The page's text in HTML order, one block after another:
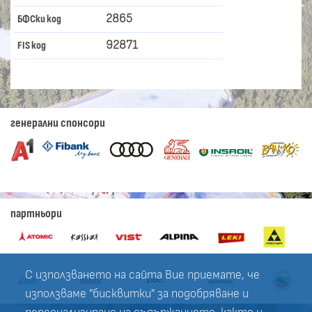
С използването на сайта Вие приемате, че
използваме "бисквитки" за подобряване и
БФСки код 2865
FIS код 92871
генерални спонсори
партньори